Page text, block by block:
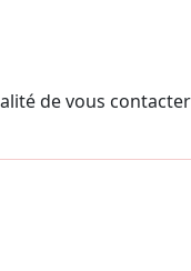
de vous